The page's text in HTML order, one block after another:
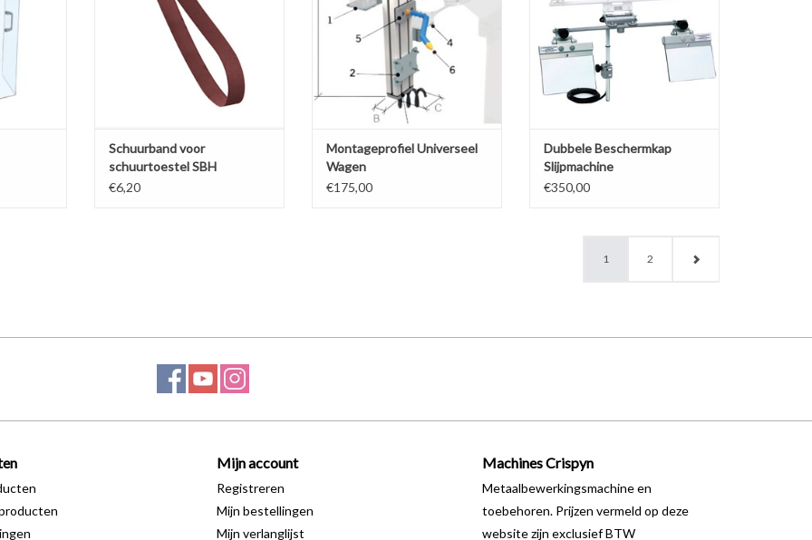
Schuurband voor
schuurtoestel SBH
M20/A20
€6,20
Montageprofiel Universeel
Wagen
€175,00
Dubbele Beschermkap
Slijpmachine
€350,00
1 2
Mijn account
Registreren
Mijn bestellingen
Mijn verlanglijst
Machines Crispyn
Metaalbewerkingsmachine en
toebehoren. Prijzen vermeld op deze
website zijn exclusief BTW